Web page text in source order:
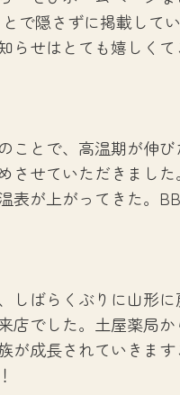
で隠さずに掲載して
せはとても嬉しく
ことで、高温期が伸
させていただきまし
が上がってきた。
しばらくぶりに山形
店でした。土屋薬局
が成長されていきま